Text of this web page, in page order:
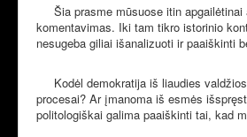
Šia prasme mūsuose itin apgailėtinai
komentavimas. Iki tam tikro istorinio
nesugeba giliai išanalizuoti ir paaiškinti
Kodėl demokratija iš liaudies
procesai? Ar įmanoma iš esmės
politologiškai galima paaiškinti tai, kad